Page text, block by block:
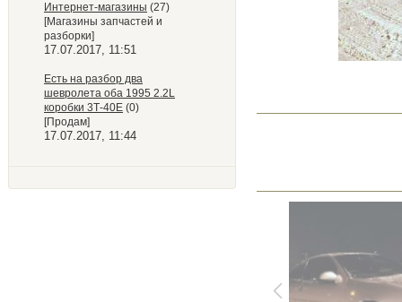
Интернет-магазины (27)
[Магазины запчастей и
разборки]
17.07.2017, 11:51
Есть на разбор два
шевролета оба 1995 2.2L
коробки 3Т-40Е (0)
[Продам]
17.07.2017, 11:44